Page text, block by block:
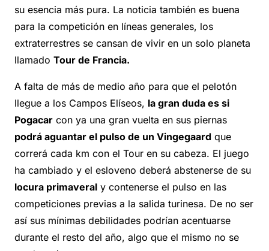
su esencia más pura. La noticia también es buena
para la competición en líneas generales, los
extraterrestres se cansan de vivir en un solo planeta
llamado Tour de Francia.
A falta de más de medio año para que el pelotón
llegue a los Campos Elíseos, la gran duda es si
Pogacar con ya una gran vuelta en sus piernas
podrá aguantar el pulso de un Vingegaard que
correrá cada km con el Tour en su cabeza. El juego
ha cambiado y el esloveno deberá abstenerse de su
locura primaveral y contenerse el pulso en las
competiciones previas a la salida turinesa. De no ser
así sus mínimas debilidades podrían acentuarse
durante el resto del año, algo que el mismo no se